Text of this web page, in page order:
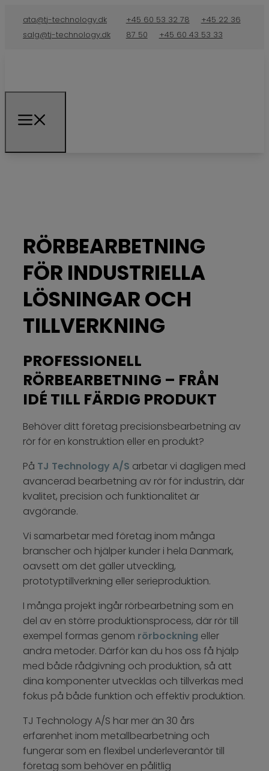
ata@tj-technology.dk
salg@tj-technology.dk
+45 60 53 32 78
+45 22 36
87 50
+45 60 43 53 33
RÖRBEARBETNING
FÖR INDUSTRIELLA
LÖSNINGAR OCH
TILLVERKNING
PROFESSIONELL
RÖRBEARBETNING – FRÅN
IDÉ TILL FÄRDIG PRODUKT
Behöver ditt företag precisionsbearbetning av
rör för en konstruktion eller en produkt?​
På TJ Technology A/S arbetar vi dagligen med
avancerad bearbetning av rör för industrin, där
kvalitet, precision och funktionalitet är
avgörande.​
Vi samarbetar med företag inom många
branscher och hjälper kunder i hela Danmark,
oavsett om det gäller utveckling,
prototyptillverkning eller serieproduktion.​
I många projekt ingår rörbearbetning som en
del av en större produktionsprocess, där rör till
exempel formas genom rörbockning eller
andra metoder. Därför kan du hos oss få hjälp
med både rådgivning och produktion, så att
dina komponenter utvecklas och tillverkas med
fokus på både funktion och effektiv produktion.​
TJ Technology A/S har mer än 30 års
erfarenhet inom metallbearbetning och
fungerar som en flexibel underleverantör till
företag som behöver en pålitlig